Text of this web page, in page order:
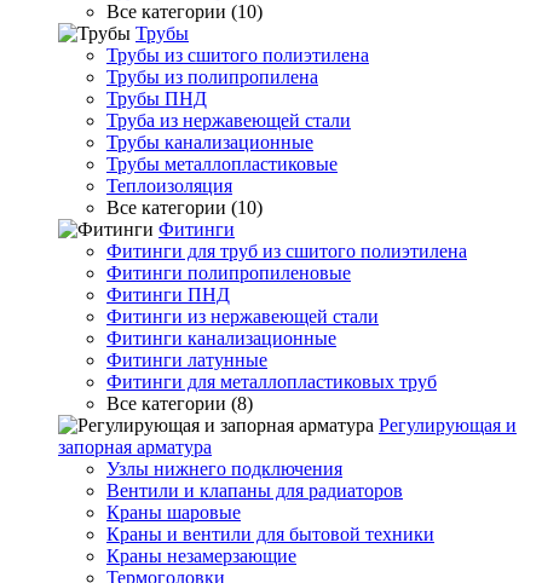
Все категории (10)
Трубы
Трубы из сшитого полиэтилена
Трубы из полипропилена
Трубы ПНД
Труба из нержавеющей стали
Трубы канализационные
Трубы металлопластиковые
Теплоизоляция
Все категории (10)
Фитинги
Фитинги для труб из сшитого полиэтилена
Фитинги полипропиленовые
Фитинги ПНД
Фитинги из нержавеющей стали
Фитинги канализационные
Фитинги латунные
Фитинги для металлопластиковых труб
Все категории (8)
Регулирующая и
запорная арматура
Узлы нижнего подключения
Вентили и клапаны для радиаторов
Краны шаровые
Краны и вентили для бытовой техники
Краны незамерзающие
Термоголовки